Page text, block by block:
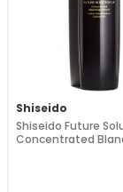
Shiseido
Shiseido Future
Concentrated